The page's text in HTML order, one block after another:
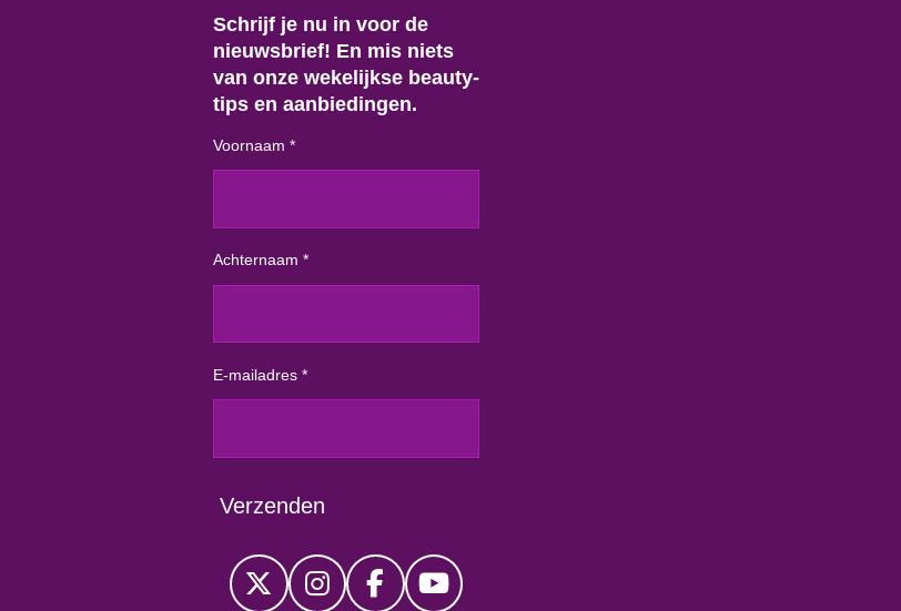
Schrijf je nu in voor de
nieuwsbrief! En mis niets
van onze wekelijkse beauty-
tips en aanbiedingen.
Voornaam *
Achternaam *
E-mailadres *
Verzenden
X
I
F
Y